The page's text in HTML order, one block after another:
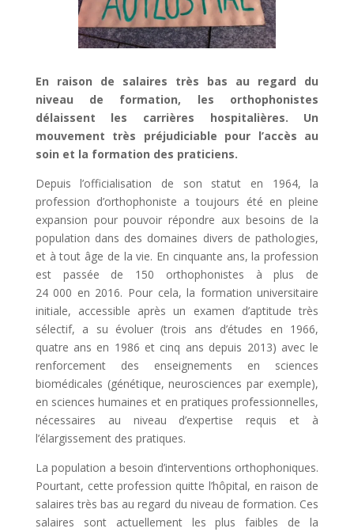
En raison de salaires très bas au regard du
niveau de formation, les orthophonistes
délaissent les carrières hospitalières. Un
mouvement très préjudiciable pour l’accès au
soin et la formation des praticiens.
Depuis l’officialisation de son statut en 1964, la
profession d’orthophoniste a toujours été en pleine
expansion pour pouvoir ­répondre aux besoins de la
population dans des domaines divers de pathologies,
et à tout âge de la vie. En cinquante ans, la profession
est passée de 150 orthophonistes à plus de
24 000 en 2016. Pour cela, la formation universitaire
initiale, accessible après un examen d’aptitude très
sélectif, a su évoluer (trois ans d’études en 1966,
quatre ans en 1986 et cinq ans depuis 2013) avec le
renforcement des enseignements en sciences
biomédicales (génétique, neurosciences par exemple),
en sciences humaines et en pratiques professionnelles,
nécessaires au niveau d’expertise requis et à
l’élargissement des pratiques.
La population a besoin d’interventions orthophoniques.
Pourtant, cette profession quitte l’hôpital, en raison de
salaires très bas au regard du niveau de formation. Ces
salaires sont actuellement les plus faibles de la